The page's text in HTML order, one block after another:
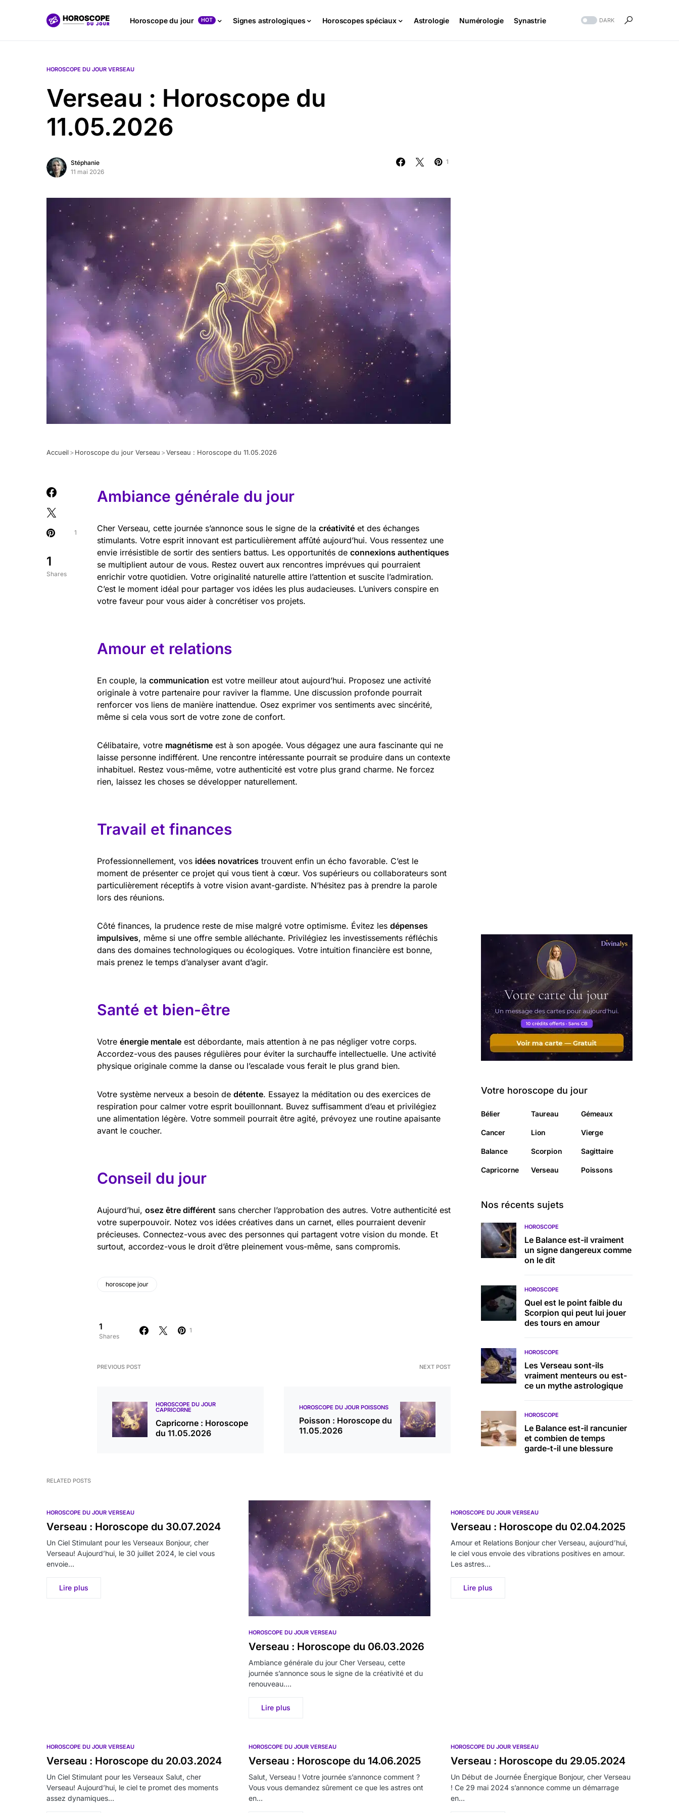
Horoscope du jour HOT Signes astrologiques Horoscopes spéciaux Astrologie Numérologie Synastrie DARK
HOROSCOPE DU JOUR VERSEAU
Verseau : Horoscope du
11.05.2026
Stéphanie
11 mai 2026
1
Accueil > Horoscope du jour Verseau >Verseau : Horoscope du 11.05.2026
1
Shares
1
Ambiance générale du jour
Cher Verseau, cette journée s’annonce sous le signe de la créativité et des échanges
stimulants. Votre esprit innovant est particulièrement affûté aujourd’hui. Vous ressentez une
envie irrésistible de sortir des sentiers battus. Les opportunités de connexions authentiques
se multiplient autour de vous. Restez ouvert aux rencontres imprévues qui pourraient
enrichir votre quotidien. Votre originalité naturelle attire l’attention et suscite l’admiration.
C’est le moment idéal pour partager vos idées les plus audacieuses. L’univers conspire en
votre faveur pour vous aider à concrétiser vos projets.
Amour et relations
En couple, la communication est votre meilleur atout aujourd’hui. Proposez une activité
originale à votre partenaire pour raviver la flamme. Une discussion profonde pourrait
renforcer vos liens de manière inattendue. Osez exprimer vos sentiments avec sincérité,
même si cela vous sort de votre zone de confort.
Célibataire, votre magnétisme est à son apogée. Vous dégagez une aura fascinante qui ne
laisse personne indifférent. Une rencontre intéressante pourrait se produire dans un contexte
inhabituel. Restez vous-même, votre authenticité est votre plus grand charme. Ne forcez
rien, laissez les choses se développer naturellement.
Travail et finances
Professionnellement, vos idées novatrices trouvent enfin un écho favorable. C’est le
moment de présenter ce projet qui vous tient à cœur. Vos supérieurs ou collaborateurs sont
particulièrement réceptifs à votre vision avant-gardiste. N’hésitez pas à prendre la parole
lors des réunions.
Côté finances, la prudence reste de mise malgré votre optimisme. Évitez les dépenses
impulsives, même si une offre semble alléchante. Privilégiez les investissements réfléchis
dans des domaines technologiques ou écologiques. Votre intuition financière est bonne,
mais prenez le temps d’analyser avant d’agir.
Santé et bien-être
Votre énergie mentale est débordante, mais attention à ne pas négliger votre corps.
Accordez-vous des pauses régulières pour éviter la surchauffe intellectuelle. Une activité
physique originale comme la danse ou l’escalade vous ferait le plus grand bien.
Votre système nerveux a besoin de détente. Essayez la méditation ou des exercices de
respiration pour calmer votre esprit bouillonnant. Buvez suffisamment d’eau et privilégiez
une alimentation légère. Votre sommeil pourrait être agité, prévoyez une routine apaisante
avant le coucher.
Conseil du jour
Aujourd’hui, osez être différent sans chercher l’approbation des autres. Votre authenticité est
votre superpouvoir. Notez vos idées créatives dans un carnet, elles pourraient devenir
précieuses. Connectez-vous avec des personnes qui partagent votre vision du monde. Et
surtout, accordez-vous le droit d’être pleinement vous-même, sans compromis.
horoscope jour
1
Shares
1
PREVIOUS POST
HOROSCOPE DU JOUR
CAPRICORNE
Capricorne : Horoscope
du 11.05.2026
NEXT POST
HOROSCOPE DU JOUR POISSONS
Poisson : Horoscope du
11.05.2026
Votre horoscope du jour
Bélier Taureau Gémeaux
Cancer Lion Vierge
Balance Scorpion Sagittaire
Capricorne Verseau Poissons
Nos récents sujets
HOROSCOPE
Le Balance est-il vraiment
un signe dangereux comme
on le dit
HOROSCOPE
Quel est le point faible du
Scorpion qui peut lui jouer
des tours en amour
HOROSCOPE
Les Verseau sont-ils
vraiment menteurs ou est-
ce un mythe astrologique
HOROSCOPE
Le Balance est-il rancunier
et combien de temps
garde-t-il une blessure
RELATED POSTS
HOROSCOPE DU JOUR VERSEAU
Verseau : Horoscope du 30.07.2024
Un Ciel Stimulant pour les Verseaux Bonjour, cher
Verseau! Aujourd’hui, le 30 juillet 2024, le ciel vous
envoie…
Lire plus
HOROSCOPE DU JOUR VERSEAU
Verseau : Horoscope du 06.03.2026
Ambiance générale du jour Cher Verseau, cette
journée s’annonce sous le signe de la créativité et du
renouveau.…
Lire plus
HOROSCOPE DU JOUR VERSEAU
Verseau : Horoscope du 02.04.2025
Amour et Relations Bonjour cher Verseau, aujourd’hui,
le ciel vous envoie des vibrations positives en amour.
Les astres…
Lire plus
HOROSCOPE DU JOUR VERSEAU
Verseau : Horoscope du 20.03.2024
Un Ciel Stimulant pour les Verseaux Salut, cher
Verseau! Aujourd’hui, le ciel te promet des moments
assez dynamiques…
HOROSCOPE DU JOUR VERSEAU
Verseau : Horoscope du 14.06.2025
Salut, Verseau ! Votre journée s’annonce comment ?
Vous vous demandez sûrement ce que les astres ont
en…
HOROSCOPE DU JOUR VERSEAU
Verseau : Horoscope du 29.05.2024
Un Début de Journée Énergique Bonjour, cher Verseau
! Ce 29 mai 2024 s’annonce comme un démarrage
en…